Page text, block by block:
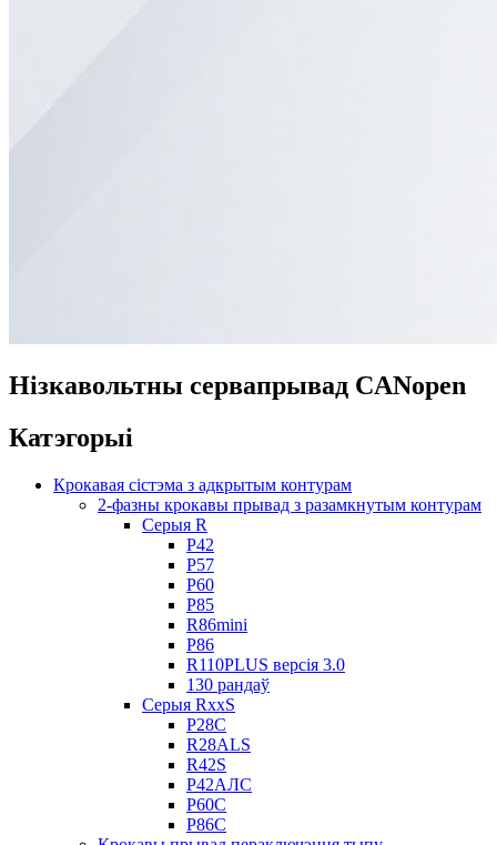
Нізкавольтны сервапрывад CANopen
Катэгорыі
Крокавая сістэма з адкрытым контурам
2-фазны крокавы прывад з разамкнутым контурам
Серыя R
Р42
Р57
Р60
Р85
R86mini
Р86
R110PLUS версія 3.0
130 рандаў
Серыя RxxS
Р28С
R28ALS
R42S
Р42АЛС
Р60С
Р86С